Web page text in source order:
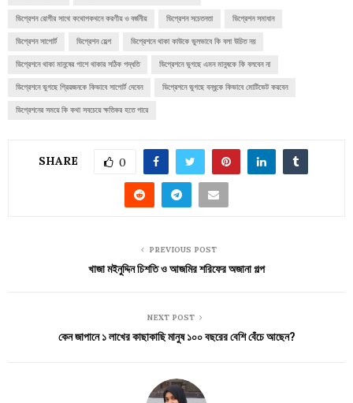
ডিপ্রেশন রোগীর সাথে কথোপকথনে করণীয় ও বর্জনীয় ডিপ্রেশন সচেতনতা ডিপ্রেশন সমাধান
ডিপ্রেশন সাপোর্ট ডিপ্রেশন হেল্প ডিপ্রেশনে থাকা কাউকে ভুলভাবে কি বলা উচিত নয়
ডিপ্রেশনে থাকা মানুষের পাশে থাকার সঠিক পদ্ধতি ডিপ্রেশনে ভুগছে এমন মানুষকে কি বলবেন না
ডিপ্রেশনে ভুগছে প্রিয়জনকে কিভাবে সাপোর্ট দেবেন ডিপ্রেশনে ভুগছে বন্ধুকে কিভাবে মোটিভেট করবেন
ডিপ্রেশনের সময়ে কি কথা সবচেয়ে ক্ষতিকর হতে পারে
SHARE 0
PREVIOUS POST
খাজা মইনুদ্দিন চিশতি ও আজমির শরিফের অজানা গল্প
NEXT POST
কেন জাপানে ১ লাখের কাছাকাছি মানুষ ১০০ বছরের বেশি বেঁচে আছেন?